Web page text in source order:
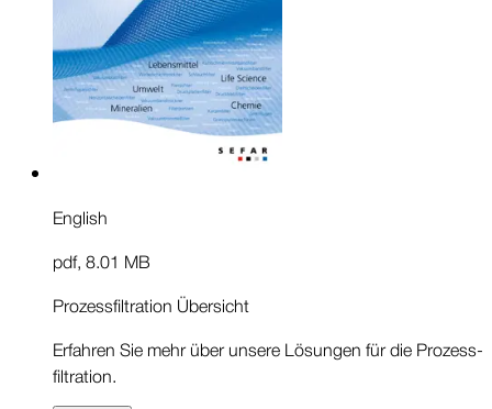
English
pdf, 8.01 MB
Prozessfiltration Übersicht
Erfahren Sie mehr über unsere Lösungen für die Prozess­
filtration.